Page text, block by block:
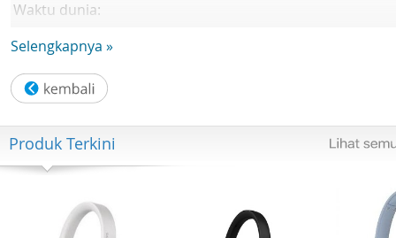
Waktu dunia:
- Waktu dunia
waktu musim panas aktif/nonaktif, peralihan Kota asal/
waktu dunia
Stopwatch:
- Stopwatch 1/100 detik
- Kapasitas pengukuran: 23:59'59.99'
posisi pertama-kedua
Waktu Mundur:Penghitung waktu mundur Unit
Selengkapnya »
Produk Terkini